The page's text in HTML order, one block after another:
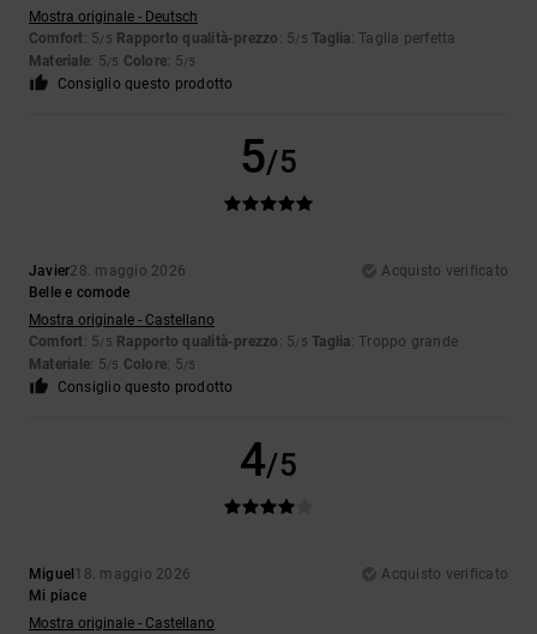
Mostra originale - Deutsch
Comfort: 5/5 Rapporto qualità-prezzo : 5/5 Taglia: Taglia perfetta
Materiale: 5/5 Colore: 5/5
Consiglio questo prodotto
5/5
Javier28. maggio 2026
Acquisto verificato
Belle e comode
Mostra originale - Castellano
Comfort: 5/5 Rapporto qualità-prezzo : 5/5 Taglia: Troppo grande
Materiale: 5/5 Colore: 5/5
Consiglio questo prodotto
4/5
Miguel 18. maggio 2026
Acquisto verificato
Mi piace
Mostra originale - Castellano